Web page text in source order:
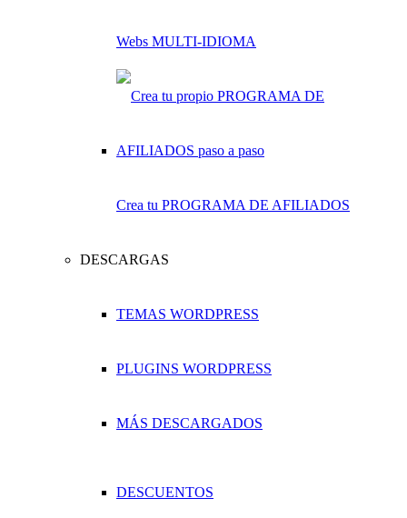
Webs MULTI-IDIOMA
Crea tu PROGRAMA DE AFILIADOS
DESCARGAS
TEMAS WORDPRESS
PLUGINS WORDPRESS
MÁS DESCARGADOS
DESCUENTOS